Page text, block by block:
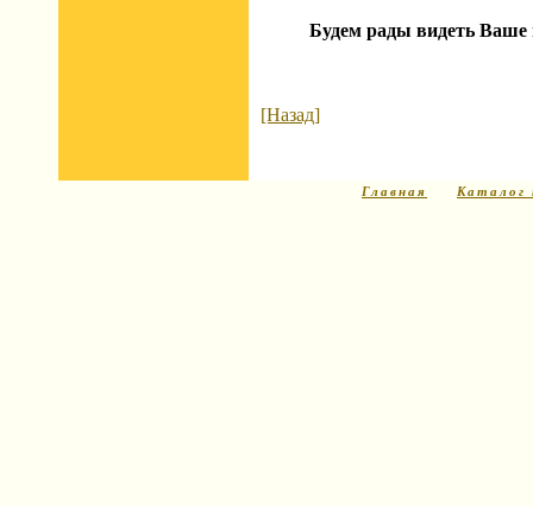
Будем рады видеть Ваше
[Назад]
Главная Каталог